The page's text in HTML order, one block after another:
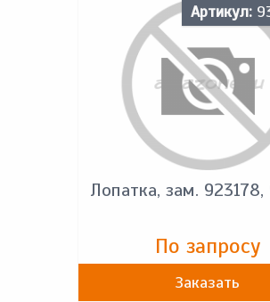
Артикул:
Лопатка, зам. 923178,
По запросу
Заказать